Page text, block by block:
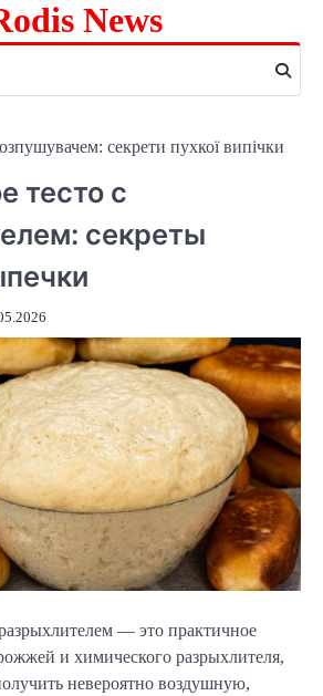
News
секрети пухкої випічки
тесто с
секреты
— это практичное
и химического разрыхлителя,
невероятно воздушную,